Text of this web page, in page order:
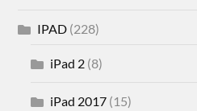
IPAD (228)
iPad 2 (8)
iPad 2017 (15)